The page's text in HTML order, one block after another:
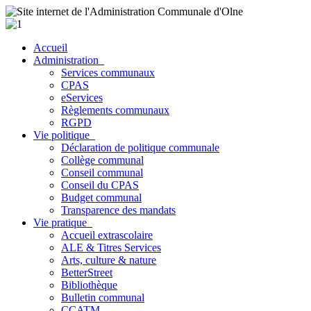
Accueil
Administration
Services communaux
CPAS
eServices
Règlements communaux
RGPD
Vie politique
Déclaration de politique communale
Collège communal
Conseil communal
Conseil du CPAS
Budget communal
Transparence des mandats
Vie pratique
Accueil extrascolaire
ALE & Titres Services
Arts, culture & nature
BetterStreet
Bibliothèque
Bulletin communal